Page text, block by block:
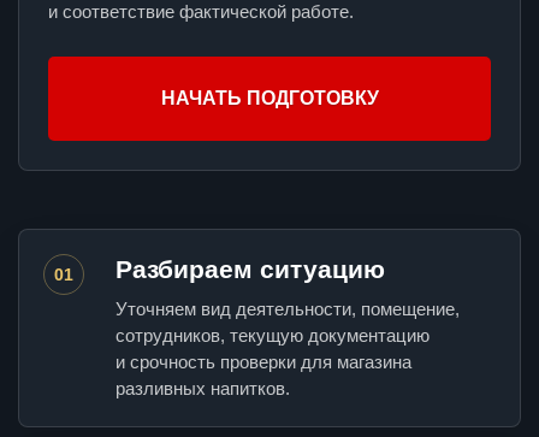
и соответствие фактической работе.
НАЧАТЬ ПОДГОТОВКУ
01 Разбираем ситуацию
Уточняем вид деятельности, помещение,
сотрудников, текущую документацию
и срочность проверки для магазина
разливных напитков.